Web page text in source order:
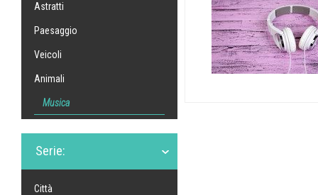
Astratti
Paesaggio
Veicoli
Animali
Musica
Serie:
Città